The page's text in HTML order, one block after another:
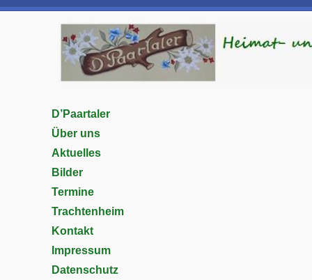
D’Paartaler
Über uns
Aktuelles
Bilder
Termine
Trachtenheim
Kontakt
Impressum
Datenschutz